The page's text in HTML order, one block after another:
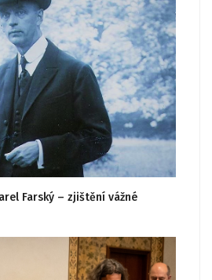
Farský – zjištění vážné